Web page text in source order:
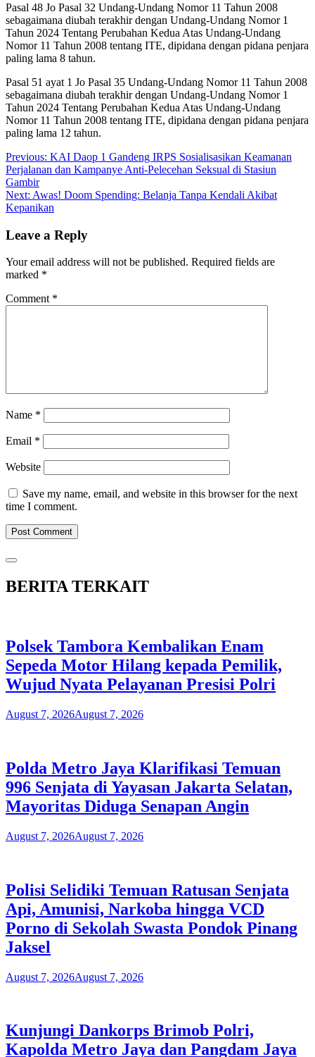
Pasal 48 Jo Pasal 32 Undang-Undang Nomor 11 Tahun 2008
sebagaimana diubah terakhir dengan Undang-Undang Nomor 1
Tahun 2024 Tentang Perubahan Kedua Atas Undang-Undang
Nomor 11 Tahun 2008 tentang ITE, dipidana dengan pidana penjara
paling lama 8 tahun.
Pasal 51 ayat 1 Jo Pasal 35 Undang-Undang Nomor 11 Tahun 2008
sebagaimana diubah terakhir dengan Undang-Undang Nomor 1
Tahun 2024 Tentang Perubahan Kedua Atas Undang-Undang
Nomor 11 Tahun 2008 tentang ITE, dipidana dengan pidana penjara
paling lama 12 tahun.
Post
navigation
Previous: KAI Daop 1 Gandeng IRPS Sosialisasikan Keamanan
Perjalanan dan Kampanye Anti-Pelecehan Seksual di Stasiun
Gambir
Next: Awas! Doom Spending: Belanja Tanpa Kendali Akibat
Kepanikan
Leave a Reply
Your email address will not be published. Required fields are
marked *
Comment *
Name *
Email *
Website
Save my name, email, and website in this browser for the next
time I comment.
BERITA TERKAIT
Polsek Tambora Kembalikan Enam
Sepeda Motor Hilang kepada Pemilik,
Wujud Nyata Pelayanan Presisi Polri
August 7, 2026August 7, 2026
Polda Metro Jaya Klarifikasi Temuan
996 Senjata di Yayasan Jakarta Selatan,
Mayoritas Diduga Senapan Angin
August 7, 2026August 7, 2026
Polisi Selidiki Temuan Ratusan Senjata
Api, Amunisi, Narkoba hingga VCD
Porno di Sekolah Swasta Pondok Pinang
Jaksel
August 7, 2026August 7, 2026
Kunjungi Dankorps Brimob Polri,
Kapolda Metro Jaya dan Pangdam Jaya